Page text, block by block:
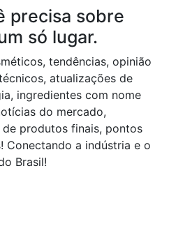
precisa sobre
só lugar.
tendências, opinião
atualizações de
ingredientes com nome
do mercado,
produtos finais, pontos
Conectando a indústria e o
Brasil!